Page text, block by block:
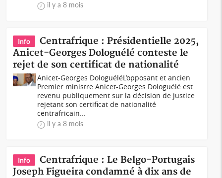
il y a 8 mois
Info
Centrafrique : Présidentielle 2025,
Anicet-Georges Dologuélé conteste le
rejet de son certificat de nationalité
Anicet-Georges DologuéléL’opposant et ancien
Premier ministre Anicet-Georges Dologuélé est
revenu publiquement sur la décision de justice
rejetant son certificat de nationalité
centrafricain...
il y a 8 mois
Info
Centrafrique : Le Belgo-Portugais
Joseph Figueira condamné à dix ans de